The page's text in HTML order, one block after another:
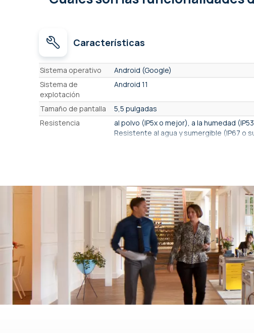
Características
Características
Sistema operativo
Android (Google)
Sistema de
explotación
Android 11
Tamaño de pantalla
5,5 pulgadas
Resistencia
al polvo (IP5x o mejor), a la humedad
Resistente al agua y sumergible (IP67 o
Sí
Tecnología de
Omnidireccional
3.9 à 75.6 cm
Espacio mínimo entre
caracteres.
3 millones
Ángulo de lectura
47°
Tipo de entrada
Tocar
Confirmación de
buena lectura.